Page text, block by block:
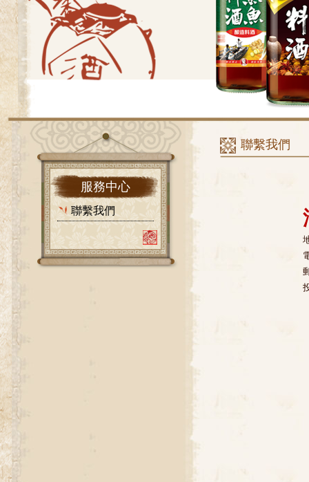
服務中心
聯繫我們
聯繫我們